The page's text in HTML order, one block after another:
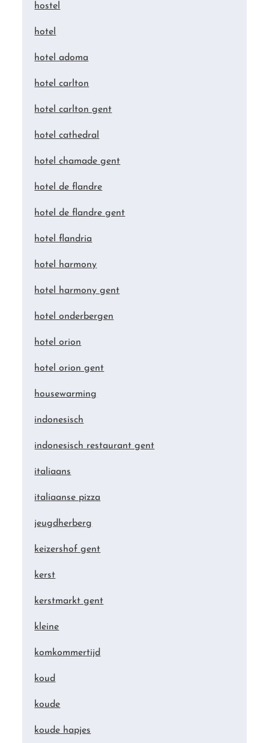
hostel
hotel
hotel adoma
hotel carlton
hotel carlton gent
hotel cathedral
hotel chamade gent
hotel de flandre
hotel de flandre gent
hotel flandria
hotel harmony
hotel harmony gent
hotel onderbergen
hotel orion
hotel orion gent
housewarming
indonesisch
indonesisch restaurant gent
italiaans
italiaanse pizza
jeugdherberg
keizershof gent
kerst
kerstmarkt gent
kleine
komkommertijd
koud
koude
koude hapjes